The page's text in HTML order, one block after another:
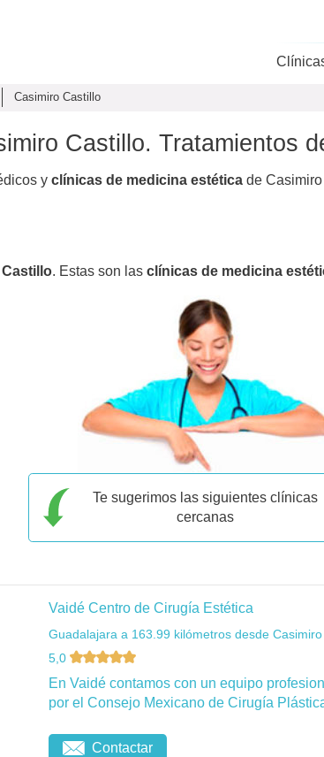
Casimiro Castillo
Castillo. Tratamientos
y clínicas de medicina estética de
. Estas son las clínicas de medicina
Te sugerimos las siguientes clínicas
cercanas
Vaidé Centro de Cirugía Estética
Guadalajara a 163.99 kilómetros desde
5,0
En Vaidé contamos con un equipo
por el Consejo Mexicano de Cirugía
Contactar